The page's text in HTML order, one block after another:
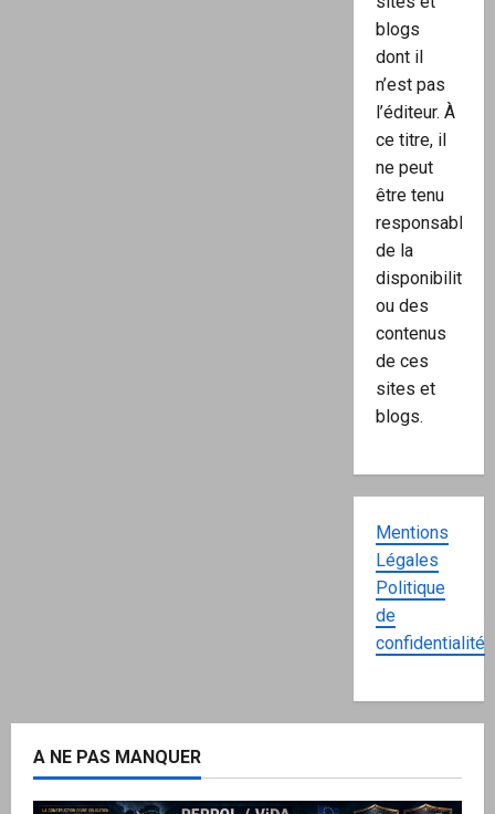
blogs
dont il
n’est pas
l’éditeur. À
ce titre, il
ne peut
être tenu
responsable
de la
disponibilité
ou des
contenus
de ces
sites et
blogs.
Mentions
Légales
Politique
de
confidentialité
A NE PAS MANQUER